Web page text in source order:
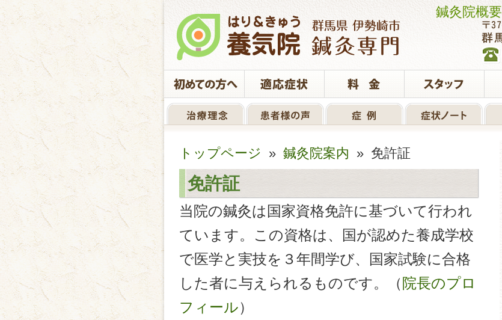
鍼灸院概要
トップページ » 鍼灸院案内 » 免許証
免許証
当院の鍼灸は国家資格免許に基づいて行われ
ています。この資格は、国が認めた養成学校
で医学と実技を３年間学び、国家試験に合格
した者に与えられるものです。（ 院長のプロ
フィール）